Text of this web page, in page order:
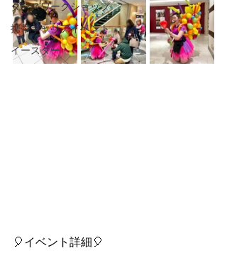
ダンスワークショップ
携帯キャリアイベント
イースター
🎈イベント詳細🎈